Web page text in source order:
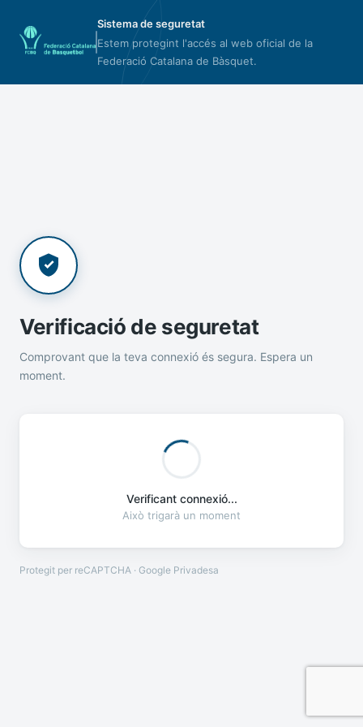
Sistema de seguretat
Estem protegint l'accés al web oficial de la
Federació Catalana de Bàsquet.
Verificació de seguretat
Comprovant que la teva connexió és segura. Espera un
moment.
Verificant connexió...
Això trigarà un moment
Protegit per reCAPTCHA · Google Privadesa